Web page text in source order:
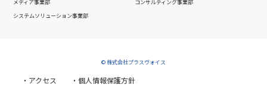
メディア事業部
コンサルティング事業部
システムソリューション事業部
© 株式会社プラスヴォイス
・アクセス ・個人情報保護方針